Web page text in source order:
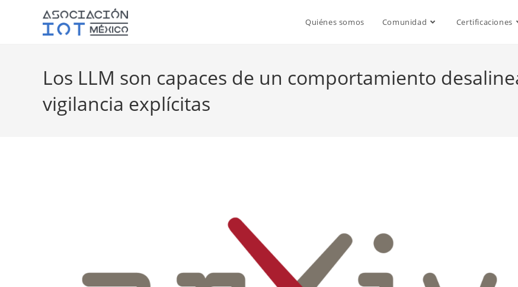
Quiénes somos Comunidad Certificaciones
Los LLM son capaces de un comportamiento
vigilancia explícitas